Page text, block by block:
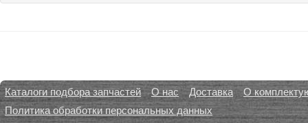
Каталоги подбора запчастей О нас Доставка
О
Политика обработки персональных данных